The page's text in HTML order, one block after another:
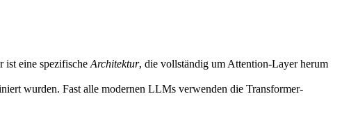
ist eine spezifische Architektur, die vollständig um Attention-Layer herum
wurden. Fast alle modernen LLMs verwenden die Transformer-